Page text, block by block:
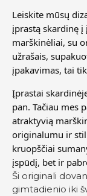
Leiskite mūsų
įprastą skardinę
marškinėliai, su
užrašais,
įpakavimas, tai
Įprastai
pan. Tačiau mes
atraktyvią
originalumu ir
kruopščiai
įspūdį, bet ir
Ši originali
gimtadienio iki